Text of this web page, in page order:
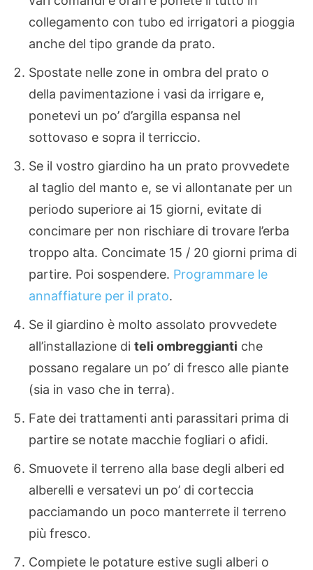
collegamento con tubo ed irrigatori a pioggia
anche del tipo grande da prato.
Spostate nelle zone in ombra del prato o
della pavimentazione i vasi da irrigare e,
ponetevi un po’ d’argilla espansa nel
sottovaso e sopra il terriccio.
Se il vostro giardino ha un prato provvedete
al taglio del manto e, se vi allontanate per un
periodo superiore ai 15 giorni, evitate di
concimare per non rischiare di trovare l’erba
troppo alta. Concimate 15 / 20 giorni prima di
partire. Poi sospendere. Programmare le
annaffiature per il prato.
Se il giardino è molto assolato provvedete
all’installazione di teli ombreggianti che
possano regalare un po’ di fresco alle piante
(sia in vaso che in terra).
Fate dei trattamenti anti parassitari prima di
partire se notate macchie fogliari o afidi.
Smuovete il terreno alla base degli alberi ed
alberelli e versatevi un po’ di corteccia
pacciamando un poco manterrete il terreno
più fresco.
Compiete le potature estive sugli alberi o